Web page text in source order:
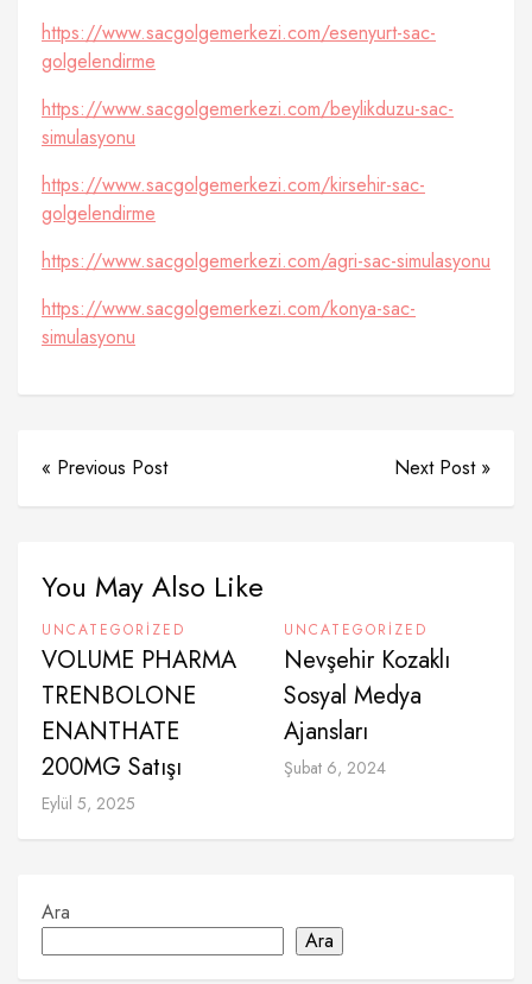
https://www.sacgolgemerkezi.com/esenyurt-sac-
golgelendirme
https://www.sacgolgemerkezi.com/beylikduzu-sac-
simulasyonu
https://www.sacgolgemerkezi.com/kirsehir-sac-
golgelendirme
https://www.sacgolgemerkezi.com/agri-sac-simulasyonu
https://www.sacgolgemerkezi.com/konya-sac-
simulasyonu
« Previous Post Next Post »
You May Also Like
UNCATEGORIZED
VOLUME PHARMA
TRENBOLONE
ENANTHATE
200MG Satışı
Eylül 5, 2025
UNCATEGORIZED
Nevşehir Kozaklı
Sosyal Medya
Ajansları
Şubat 6, 2024
Ara
Ara